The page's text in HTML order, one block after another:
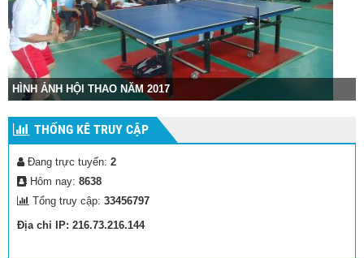
Hình ảnh cuộc thi tốt nghiệp THPT Quốc Gia
THỐNG KÊ TRUY CẬP
Đang trực tuyến: 2
Hôm nay: 8638
Tổng truy cập: 33456797
Địa chỉ IP: 216.73.216.144